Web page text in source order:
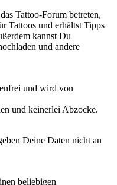
Tattoo-Forum betreten,
Tattoos und erhältst Tipps
kannst Du
und andere
und wird von
und keinerlei Abzocke.
Deine Daten nicht an
beliebigen